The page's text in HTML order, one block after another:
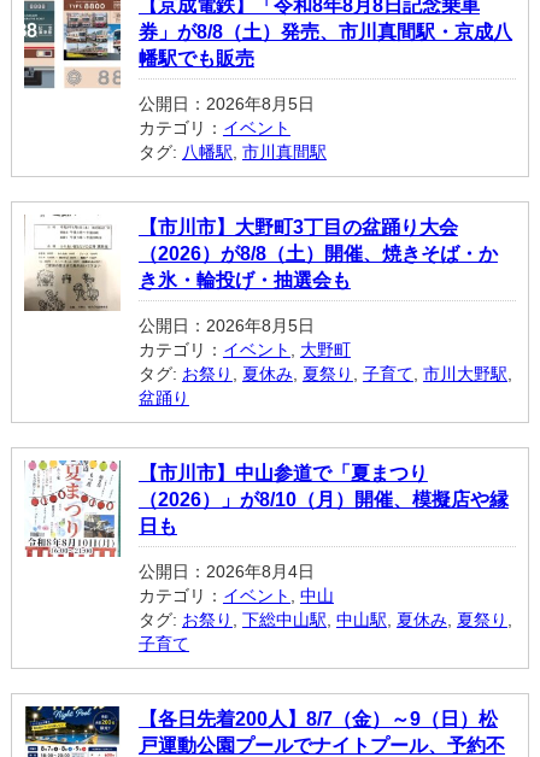
【京成電鉄】「令和8年8月8日記念乗車
券」が8/8（土）発売、市川真間駅・京成八
幡駅でも販売
公開日：2026年8月5日
カテゴリ： イベント
タグ: 八幡駅 市川真間駅
【市川市】大野町3丁目の盆踊り大会
（2026）が8/8（土）開催、焼きそば・か
き氷・輪投げ・抽選会も
公開日：2026年8月5日
カテゴリ： イベント
大野町
タグ: お祭り 夏休み, 夏祭り 子育て 市川大野駅
盆踊り
【市川市】中山参道で「夏まつり
（2026）」が8/10（月）開催、模擬店や縁
日も
公開日：2026年8月4日
カテゴリ： イベント
中山
タグ: お祭り 下総中山駅 中山駅 夏休み, 夏祭り
子育て
【各日先着200人】8/7（金）～9（日）松
戸運動公園プールでナイトプール、予約不